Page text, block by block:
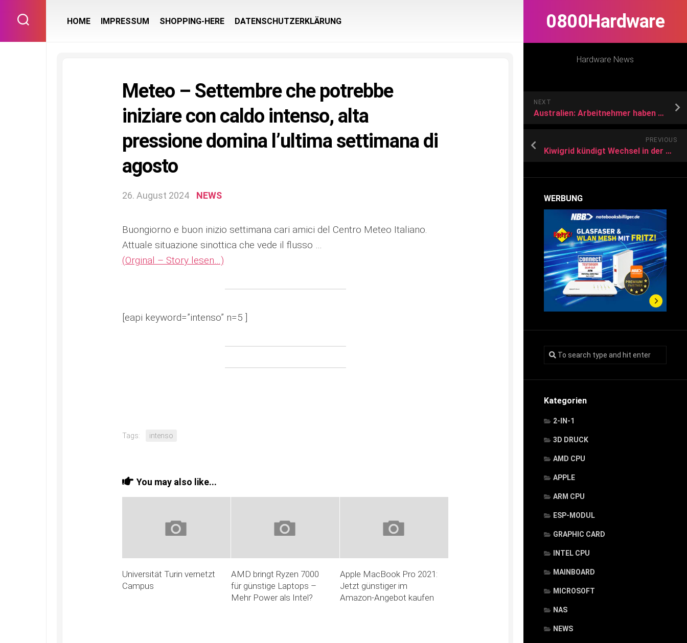
content
0800Hardware
Hardware News
NEXT
Australien: Arbeitnehmer haben künftig ein Recht auf Nichterreichbarkeit
PREVIOUS
Kiwigrid kündigt Wechsel in der Geschäftsführung zum Jahresende an
WERBUNG
Kategorien
2-IN-1
3D DRUCK
AMD CPU
APPLE
ARM CPU
ESP-MODUL
GRAPHIC CARD
INTEL CPU
MAINBOARD
MICROSOFT
NAS
NEWS
HOME IMPRESSUM SHOPPING-HERE DATENSCHUTZERKLÄRUNG
Meteo – Settembre che potrebbe
iniziare con caldo intenso, alta
pressione domina l’ultima settimana di
agosto
26. August 2024 NEWS
Buongiorno e buon inizio settimana cari amici del Centro Meteo Italiano.
Attuale situazione sinottica che vede il flusso …
(Orginal – Story lesen…)
[eapi keyword=”intenso” n=5 ]
Tags: intenso
You may also like...
Universität Turin vernetzt
Campus
AMD bringt Ryzen 7000
für günstige Laptops –
Mehr Power als Intel?
Apple MacBook Pro 2021:
Jetzt günstiger im
Amazon-Angebot kaufen